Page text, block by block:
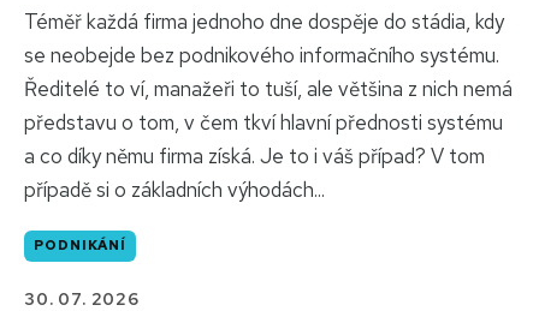
Téměř každá firma jednoho dne dospěje do stádia, kdy
se neobejde bez podnikového informačního systému.
Ředitelé to ví, manažeři to tuší, ale většina z nich nemá
představu o tom, v čem tkví hlavní přednosti systému
a co díky němu firma získá. Je to i váš případ? V tom
případě si o základních výhodách...
PODNIKÁNÍ
30. 07. 2026